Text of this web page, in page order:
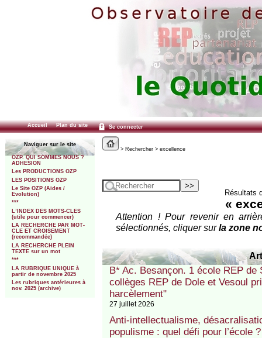
Accueil Plan du site Se connecter
Naviguer sur le site
OZP. QUI SOMMES NOUS ?
ADHESION
Les PRODUCTIONS OZP
LES POSITIONS OZP
Le Site OZP (Aides /
Evolution)
***
L’INDEX DES MOTS-CLES
(utile pour commencer)
LA RECHERCHE PAR MOT-
CLE ET CROISEMENT
(recommandée)
LA RECHERCHE PLEIN
TEXTE sur un mot
***
LA RUBRIQUE UNIQUE à
partir de novembre 2025
Les rubriques antérieures à
nov. 2025 (archive)
> Rechercher > excellence
Résultats
«
Attention ! Pour revenir en
sélectionnés, cliquer surla zone
B* Ac. Besançon. 1 école REP
collèges REP de Dole et Vesoul
harcèlement"
27 juillet 2026
Anti-intellectualisme,
populisme : quel défi pour l’école